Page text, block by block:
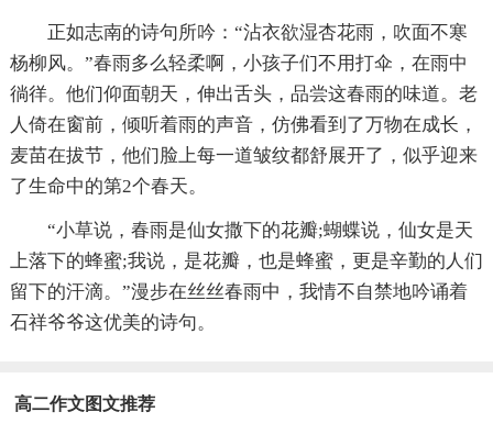
正如志南的诗句所吟：“沾衣欲湿杏花雨，吹面不寒
杨柳风。”春雨多么轻柔啊，小孩子们不用打伞，在雨中
徜徉。他们仰面朝天，伸出舌头，品尝这春雨的味道。老
人倚在窗前，倾听着雨的声音，仿佛看到了万物在成长，
麦苗在拔节，他们脸上每一道皱纹都舒展开了，似乎迎来
了生命中的第2个春天。
“小草说，春雨是仙女撒下的花瓣;蝴蝶说，仙女是天
上落下的蜂蜜;我说，是花瓣，也是蜂蜜，更是辛勤的人们
留下的汗滴。”漫步在丝丝春雨中，我情不自禁地吟诵着
石祥爷爷这优美的诗句。
高二作文图文推荐